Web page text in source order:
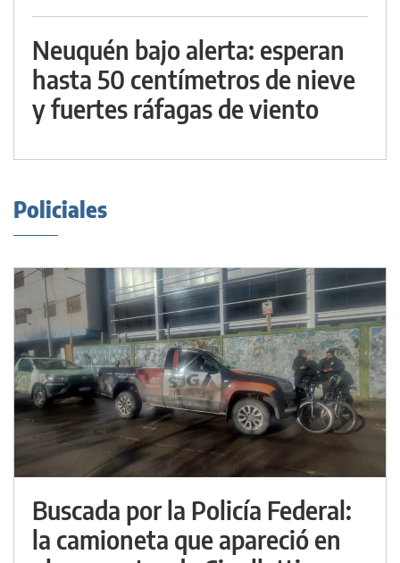
Neuquén bajo alerta: esperan
hasta 50 centímetros de nieve
y fuertes ráfagas de viento
Policiales
Buscada por la Policía Federal:
la camioneta que apareció en